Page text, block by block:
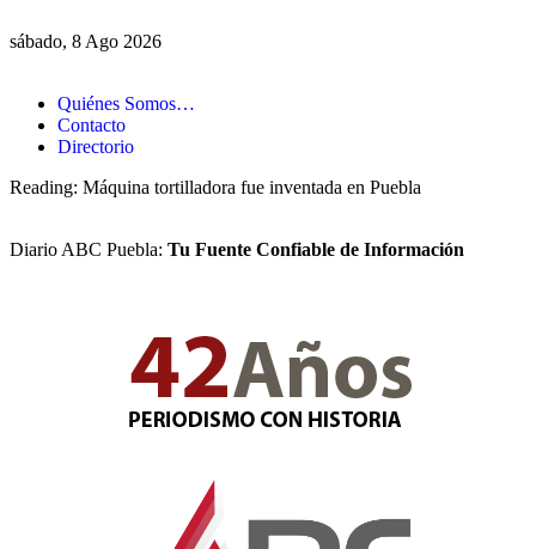
sábado, 8 Ago 2026
Quiénes Somos…
Contacto
Directorio
Reading: Máquina tortilladora fue inventada en Puebla
Diario ABC Puebla: Tu Fuente Confiable de Información